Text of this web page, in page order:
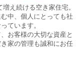
え続ける空き家住宅。
中、個人にとっても社
ています。
お客様の大切な資産と
家の管理も誠和にお任